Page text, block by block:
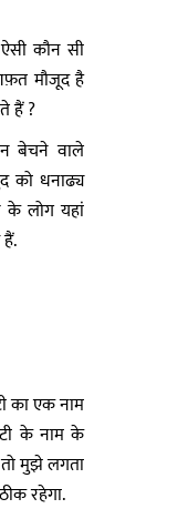
कौन सी
मौजूद है
हैं ?
बेचने वाले
को धनाढ्य
के लोग यहां
का एक नाम
के नाम के
मुझे लगता
रहेगा.